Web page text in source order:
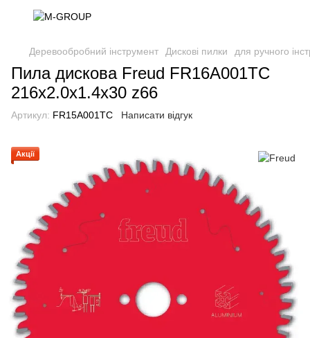
Деревообробний інструмент Дискові пилки для ручного
Пила дискова Freud FR16A001TC
216x2.0x1.4x30 z66
Артикул: FR15A001TC Написати відгук
Акції